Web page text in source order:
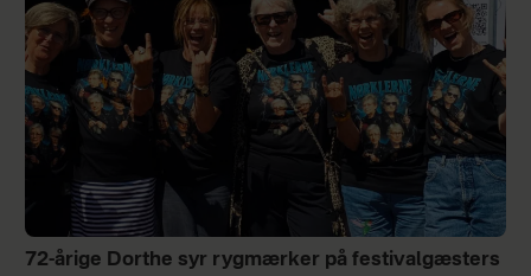
72-årige Dorthe syr rygmærker på festivalgæsters